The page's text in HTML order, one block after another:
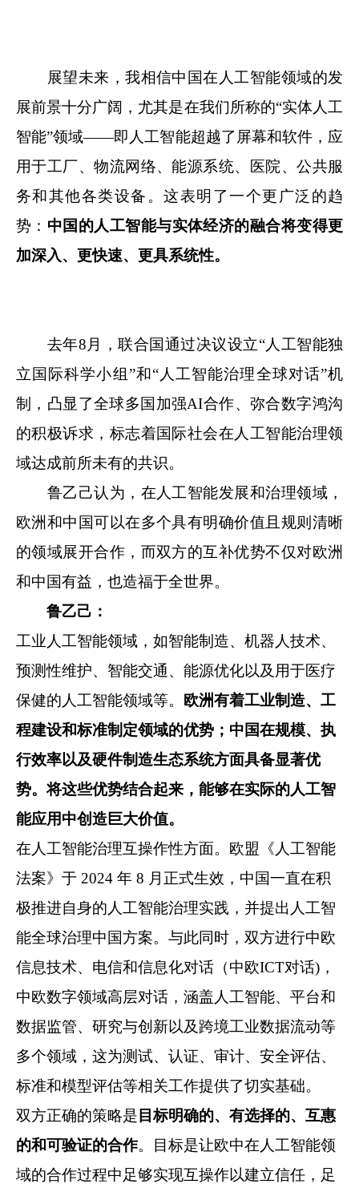
展望未来，我相信中国在人工智能领域的发
展前景十分广阔，尤其是在我们所称的“实体人工
智能”领域——即人工智能超越了屏幕和软件，应
用于工厂、物流网络、能源系统、医院、公共服
务和其他各类设备。这表明了一个更广泛的趋
势： 中国的人工智能与实体经济的融合将变得更
加深入、更快速、更具系统性。
去年8月，联合国通过决议设立“人工智能独
立国际科学小组”和“人工智能治理全球对话”机
制，凸显了全球多国加强AI合作、弥合数字鸿沟
的积极诉求，标志着国际社会在人工智能治理领
域达成前所未有的共识。
鲁乙己认为，在人工智能发展和治理领域，
欧洲和中国可以在多个具有明确价值且规则清晰
的领域展开合作，而双方的互补优势不仅对欧洲
和中国有益，也造福于全世界。
鲁乙己：
工业人工智能领域，如智能制造、机器人技术、
预测性维护、智能交通、能源优化以及用于医疗
保健的人工智能领域等。
欧洲有着工业制造、工
程建设和标准制定领域的优势；中国在规模、执
行效率以及硬件制造生态系统方面具备显著优
势。将这些优势结合起来，能够在实际的人工智
能应用中创造巨大价值。
在人工智能治理互操作性方面。欧盟《人工智能
法案》于 2024 年 8 月正式生效，中国一直在积
极推进自身的人工智能治理实践，并提出人工智
能全球治理中国方案。与此同时，双方进行中欧
信息技术、电信和信息化对话（中欧ICT对话)，
中欧数字领域高层对话，涵盖人工智能、平台和
数据监管、研究与创新以及跨境工业数据流动等
多个领域，这为测试、认证、审计、安全评估、
标准和模型评估等相关工作提供了切实基础。
双方正确的策略是 目标明确的、有选择的、互惠
的和可验证的合作。目标是让欧中在人工智能领
域的合作过程中足够实现互操作以建立信任，足